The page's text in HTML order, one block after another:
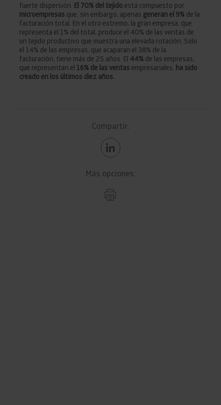
fuerte dispersión. El 70% del tejido está compuesto por
microempresas que, sin embargo, apenas generan el 9% de la
facturación total. En el otro extremo, la gran empresa, que
representa el 1% del total, produce el 40% de las ventas de
un tejido productivo que muestra una elevada rotación. Solo
el 14% de las empresas, que acaparan el 38% de la
facturación, tiene más de 25 años. El 44% de las empresas,
que representan el 16% de las ventas empresariales, ha sido
creado en los últimos diez años.
Compartir:
Más opciones: